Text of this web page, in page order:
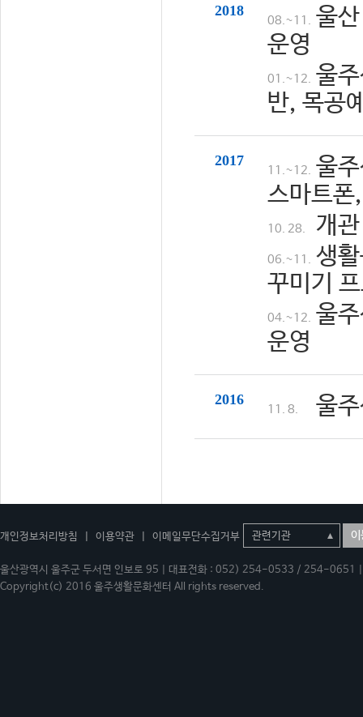
2018
08.~11. 울
운영
01.~12. 울
반, 목공
2017
11.~12. 울
스마트
10. 28. 개
06.~11. 생
꾸미기
04.~12. 울
운영
2016
11. 8. 울
개인정보처리방침 이용약관 이메일무단수집거부 이
울산광역시 울주군 두서면 인보로 95 | 대표전화 : 052) 254-0533 / 254-
Copyright(c) 2016 울주생활문화센터 All rights reserved.